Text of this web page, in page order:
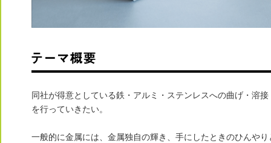
同社が得意としている鉄・アルミ・ステンレスへの曲げ・溶
を行っていきたい。
一般的に金属には、金属独自の輝き、手にしたときのひんや